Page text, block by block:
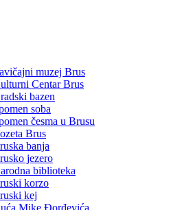
muzej Brus
Centar Brus
bazen
soba
česma u Brusu
Brus
banja
jezero
biblioteka
korzo
kej
Mike Đorđevića